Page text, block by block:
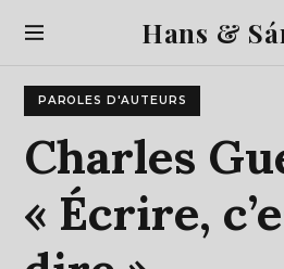
Hans &
PAROLES D'AUTEURS
Charles
« Écrire,